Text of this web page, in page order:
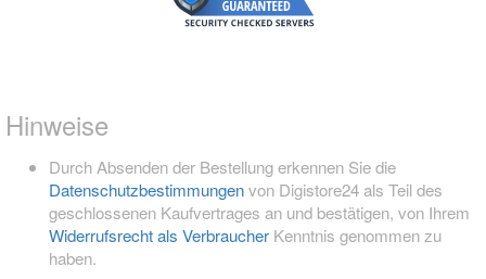
Hinweise
Durch Absenden der Bestellung erkennen Sie die
Datenschutzbestimmungenvon Digistore24 als Teil des
geschlossenen Kaufvertrages an und bestätigen, von Ihrem
Widerrufsrecht als Verbraucher Kenntnis genommen zu
haben.